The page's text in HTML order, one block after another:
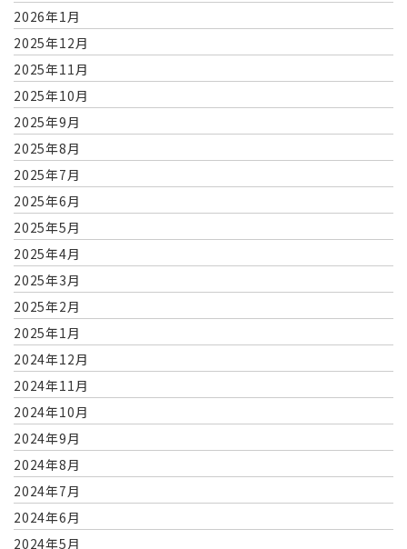
2026年1月
2025年12月
2025年11月
2025年10月
2025年9月
2025年8月
2025年7月
2025年6月
2025年5月
2025年4月
2025年3月
2025年2月
2025年1月
2024年12月
2024年11月
2024年10月
2024年9月
2024年8月
2024年7月
2024年6月
2024年5月